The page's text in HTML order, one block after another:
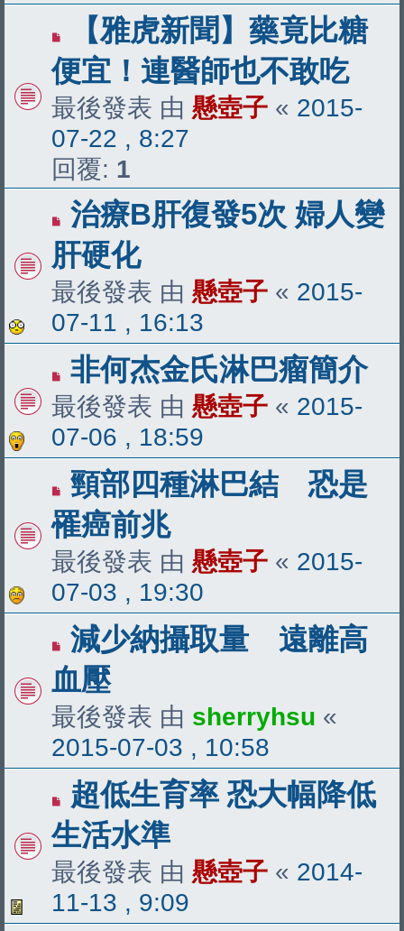
【雅虎新聞】藥竟比糖
便宜！連醫師也不敢吃
最後發表 由 懸壺子 « 2015-
07-22 , 8:27
回覆: 1
治療B肝復發5次 婦人變
肝硬化
最後發表 由 懸壺子 « 2015-
07-11 , 16:13
非何杰金氏淋巴瘤簡介
最後發表 由 懸壺子 « 2015-
07-06 , 18:59
頸部四種淋巴結 恐是
罹癌前兆
最後發表 由 懸壺子 « 2015-
07-03 , 19:30
減少納攝取量 遠離高
血壓
最後發表 由 sherryhsu «
2015-07-03 , 10:58
超低生育率 恐大幅降低
生活水準
最後發表 由 懸壺子 « 2014-
11-13 , 9:09